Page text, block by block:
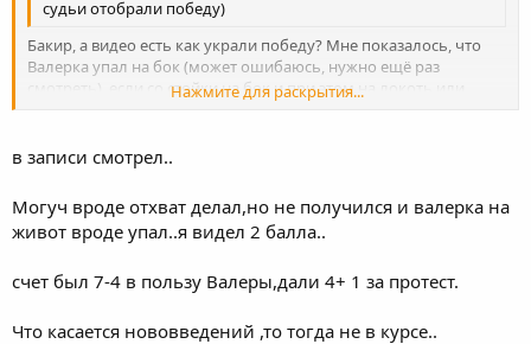
судьи отобрали победу)
Бакир, а видео есть как украли победу? Мне показалось, что
Валерка упал на бок (может ошибаюсь, нужно ещё раз
смотреть), если со стойки на бок и при этом на локоть или
возникшем недавно на первенстве Дагестана среди
школьников. А этот момент с Валеркой и Могучем надо
Нажмите для раскрытия...
в записи смотрел..
Могуч вроде отхват делал,но не получился и валерка на
живот вроде упал..я видел 2 балла..
счет был 7-4 в пользу Валеры,дали 4+ 1 за протест.
Что касается нововведений ,то тогда не в курсе..